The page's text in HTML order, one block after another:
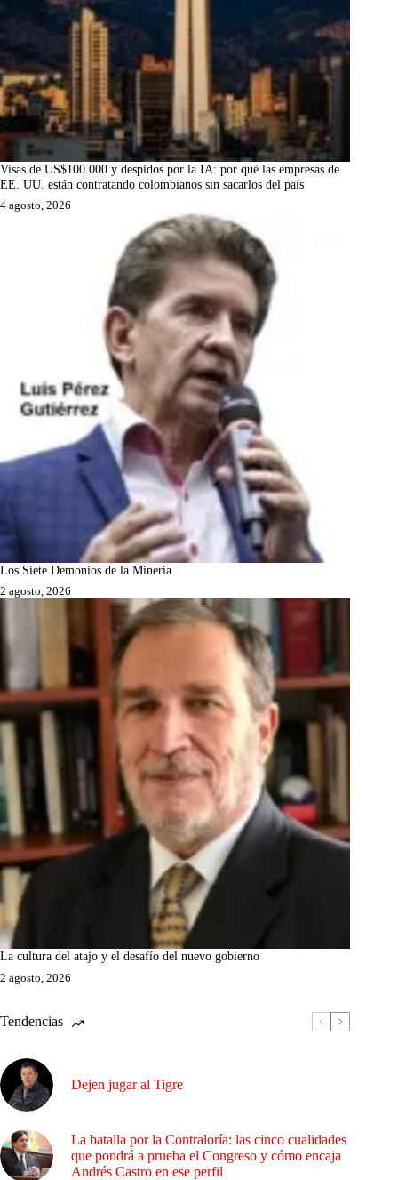
Visas de US$100.000 y despidos por la IA: por qué las empresas de
EE. UU. están contratando colombianos sin sacarlos del país
4 agosto, 2026
Los Siete Demonios de la Minería
2 agosto, 2026
La cultura del atajo y el desafío del nuevo gobierno
2 agosto, 2026
Tendencias
Dejen jugar al Tigre
La batalla por la Contraloría: las cinco cualidades
que pondrá a prueba el Congreso y cómo encaja
Andrés Castro en ese perfil